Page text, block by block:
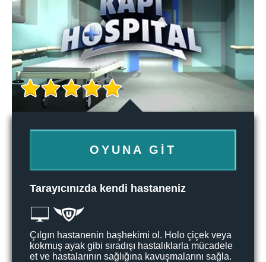
OYUNA GIT
Tarayıcınızda kendi hastaneniz
Çılgın hastanenin başhekimi ol. Holo çiçek veya
kokmuş ayak gibi sıradışı hastalıklarla mücadele
et ve hastalarının sağlığına kavuşmalarını sağla.